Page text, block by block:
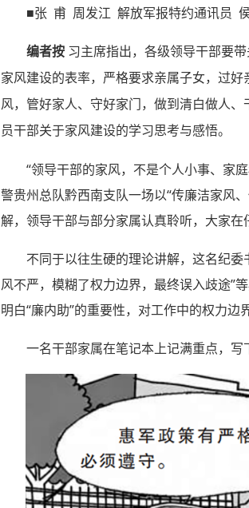
■张 甫 周发江 解放军报特约通讯员
编者按 习主席指出，各级领导干部要
家风建设的表率，严格要求亲属子女，过
风，管好家人、守好家门，做到清白做人
员干部关于家风建设的学习思考与感悟。
“领导干部的家风，不是个人小事、家
警贵州总队黔西南支队一场以“传廉洁家风
解，领导干部与部分家属认真聆听，大家在
不同于以往生硬的理论讲解，这名纪
风不严，模糊了权力边界，最终误入歧途”
明白“廉内助”的重要性，对工作中的权力边
一名干部家属在笔记本上记满重点，